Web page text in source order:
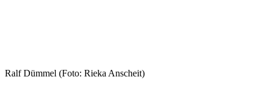
Ralf Dümmel (Foto: Rieka Anscheit)